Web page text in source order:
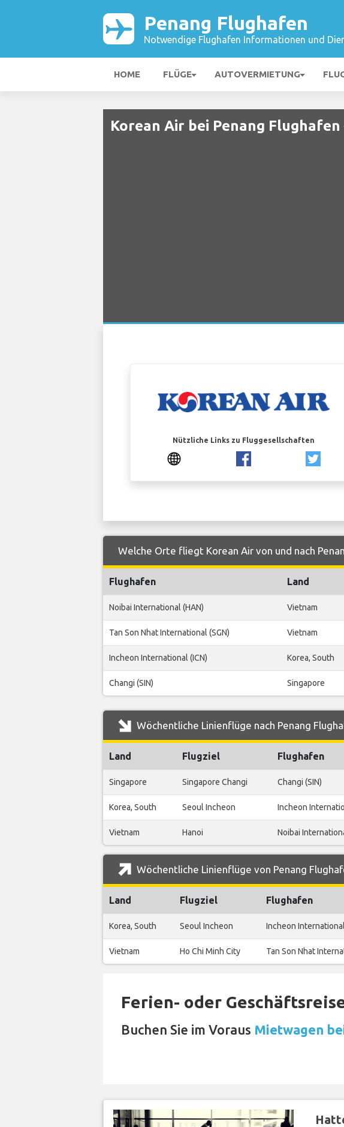
Penang Flughafen
Notwendige Flughafen Informationen und
HOME FLÜGE AUTOVERMIETUNG
Korean Air bei Penang Flughafen
Nützliche Links zu Fluggesellschaften
Welche Orte fliegt Korean Air von und nach
Flughafen Land
Noibai International (HAN) Vietnam
Tan Son Nhat International (SGN) Vietnam
Incheon International (ICN) Korea, South
Changi (SIN) Singapore
Wöchentliche Linienflüge nach Penang
Land Flugziel Flughafen
Singapore Singapore Changi Changi (SIN)
Korea, South Seoul Incheon Incheon
Vietnam Hanoi Noibai
Wöchentliche Linienflüge von Penang
Land Flugziel Flughafen
Korea, South Seoul Incheon Incheon International
Vietnam Ho Chi Minh City Tan Son Nhat
Ferien- oder
Buchen Sie im Voraus Mietwagen